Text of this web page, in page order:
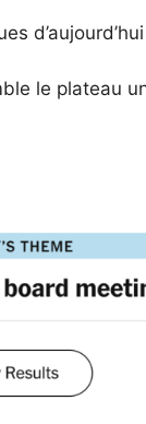
le plateau